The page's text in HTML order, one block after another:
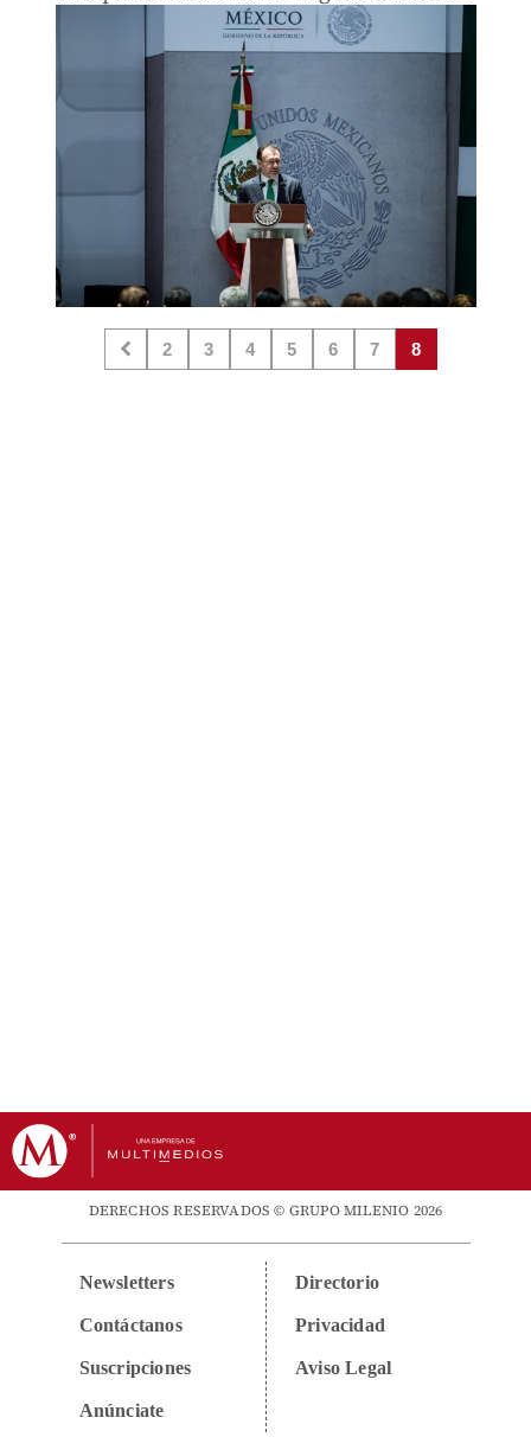
padres en organismos internacionales.
2 3 4 5 6 7 8
DERECHOS RESERVADOS © GRUPO MILENIO 2026
Newsletters
Contáctanos
Suscripciones
Anúnciate
Directorio
Privacidad
Aviso Legal